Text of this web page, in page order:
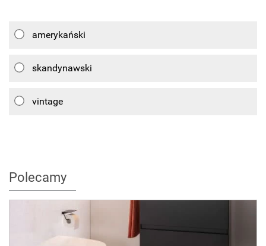
amerykański
skandynawski
vintage
Polecamy